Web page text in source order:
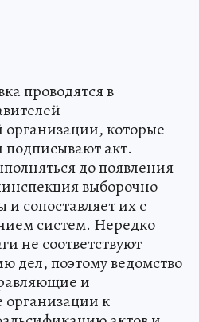
проводятся в
которые
акт.
до появления
выборочно
сопоставляет их с
систем. Нередко
не соответствуют
дел, поэтому ведомство
и
к